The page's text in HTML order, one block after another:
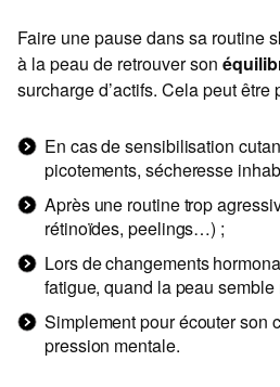
Faire une pause dans sa routine
à la peau de retrouver son
surcharge d’actifs. Cela peut
En cas de sensibilisation
picotements, sécheresse
Après une routine trop
rétinoïdes, peelings…) ;
Lors de changements
fatigue, quand la peau semble
Simplement pour écouter son
pression mentale.